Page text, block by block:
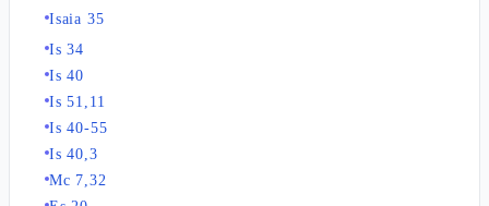
Isaia 35
Is 34
Is 40
Is 51,11
Is 40-55
Is 40,3
Mc 7,32